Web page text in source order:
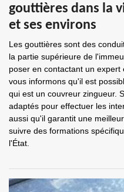
gouttières dans la
et ses environs
Les gouttières sont des
la partie supérieure de
poser en contactant un
vous informons qu'il est
qui est un couvreur zingueur.
adaptés pour effectuer les
aussi qu'il garantit une
suivre des formations
l'État.